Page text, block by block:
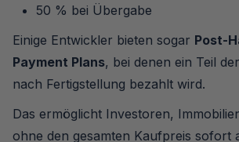
50 % bei Übergabe
Einige Entwickler bieten sogar Post-
Payment Plans, bei denen ein Teil
nach Fertigstellung bezahlt wird.
Das ermöglicht Investoren,
ohne den gesamten Kaufpreis sofort